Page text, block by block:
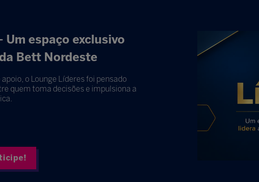
Um espaço exclusivo
Bett Nordeste
o Lounge Líderes foi pensado
quem toma decisões e impulsiona a